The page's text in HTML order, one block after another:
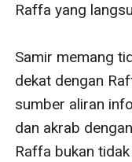
Raffa yang
Samir memang
dekat dengan
sumber aliran
dan akrab
Raffa bukan